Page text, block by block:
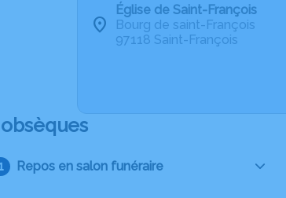
Église de Saint-François
Bourg de saint-François
97118 Saint-François
Repos en salon funéraire